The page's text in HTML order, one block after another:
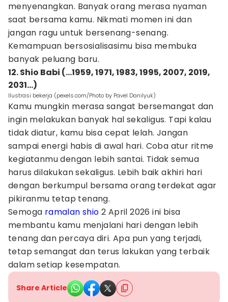
menyenangkan. Banyak orang merasa nyaman
saat bersama kamu. Nikmati momen ini dan
jangan ragu untuk bersenang-senang.
Kemampuan bersosialisasimu bisa membuka
banyak peluang baru.
12. Shio Babi (…1959, 1971, 1983, 1995, 2007, 2019,
2031…)
Ilustrasi bekerja (pexels.com/Photo by Pavel Danilyuk)
Kamu mungkin merasa sangat bersemangat dan
ingin melakukan banyak hal sekaligus. Tapi kalau
tidak diatur, kamu bisa cepat lelah. Jangan
sampai energi habis di awal hari. Coba atur ritme
kegiatanmu dengan lebih santai. Tidak semua
harus dilakukan sekaligus. Lebih baik akhiri hari
dengan berkumpul bersama orang terdekat agar
pikiranmu tetap tenang.
Semoga ramalan shio2 April 2026 ini bisa
membantu kamu menjalani hari dengan lebih
tenang dan percaya diri. Apa pun yang terjadi,
tetap semangat dan terus lakukan yang terbaik
dalam setiap kesempatan.
Share Article